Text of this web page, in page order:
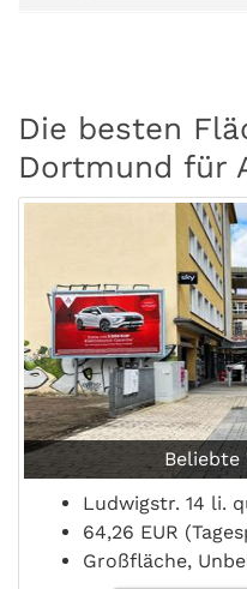
Die besten
Dortmund für
Beliebte
Ludwigstr. 14 li.
64,26 EUR
Großfläche,